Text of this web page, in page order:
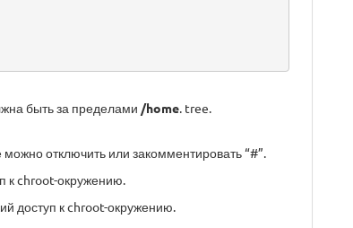
быть за пределами /home. tree.
отключить или закомментировать “#”.
к chroot-окружению.
доступ к chroot-окружению.